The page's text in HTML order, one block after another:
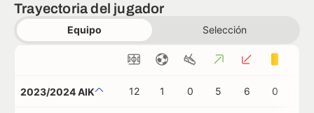
Trayectoria del jugador
Equipo Selección
2023/2024 AIK 12 1 0 5 6 0